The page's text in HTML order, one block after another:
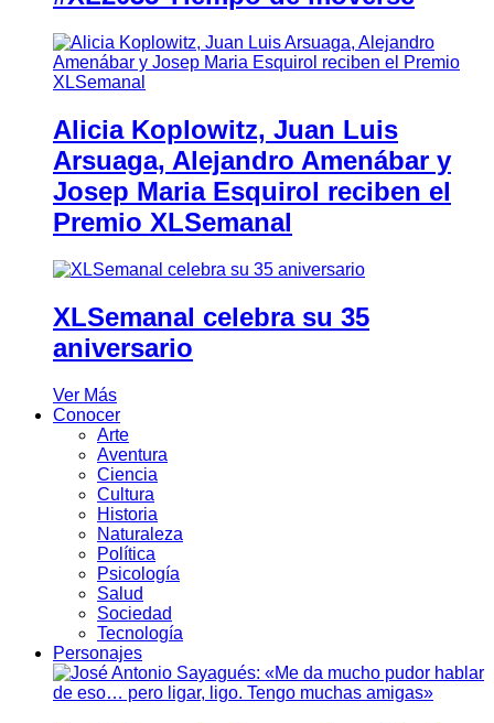
Alicia Koplowitz, Juan Luis
Arsuaga, Alejandro Amenábar y
Josep Maria Esquirol reciben el
Premio XLSemanal
XLSemanal celebra su 35
aniversario
Ver Más
Conocer
Arte
Aventura
Ciencia
Cultura
Historia
Naturaleza
Política
Psicología
Salud
Sociedad
Tecnología
Personajes